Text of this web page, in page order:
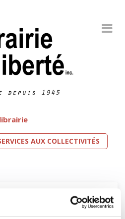
AUX COLLECTIVITÉS